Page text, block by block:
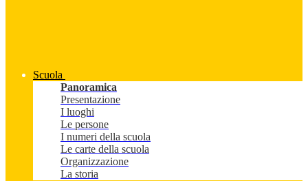
Scuola
Panoramica
Presentazione
I luoghi
Le persone
I numeri della scuola
Le carte della scuola
Organizzazione
La storia